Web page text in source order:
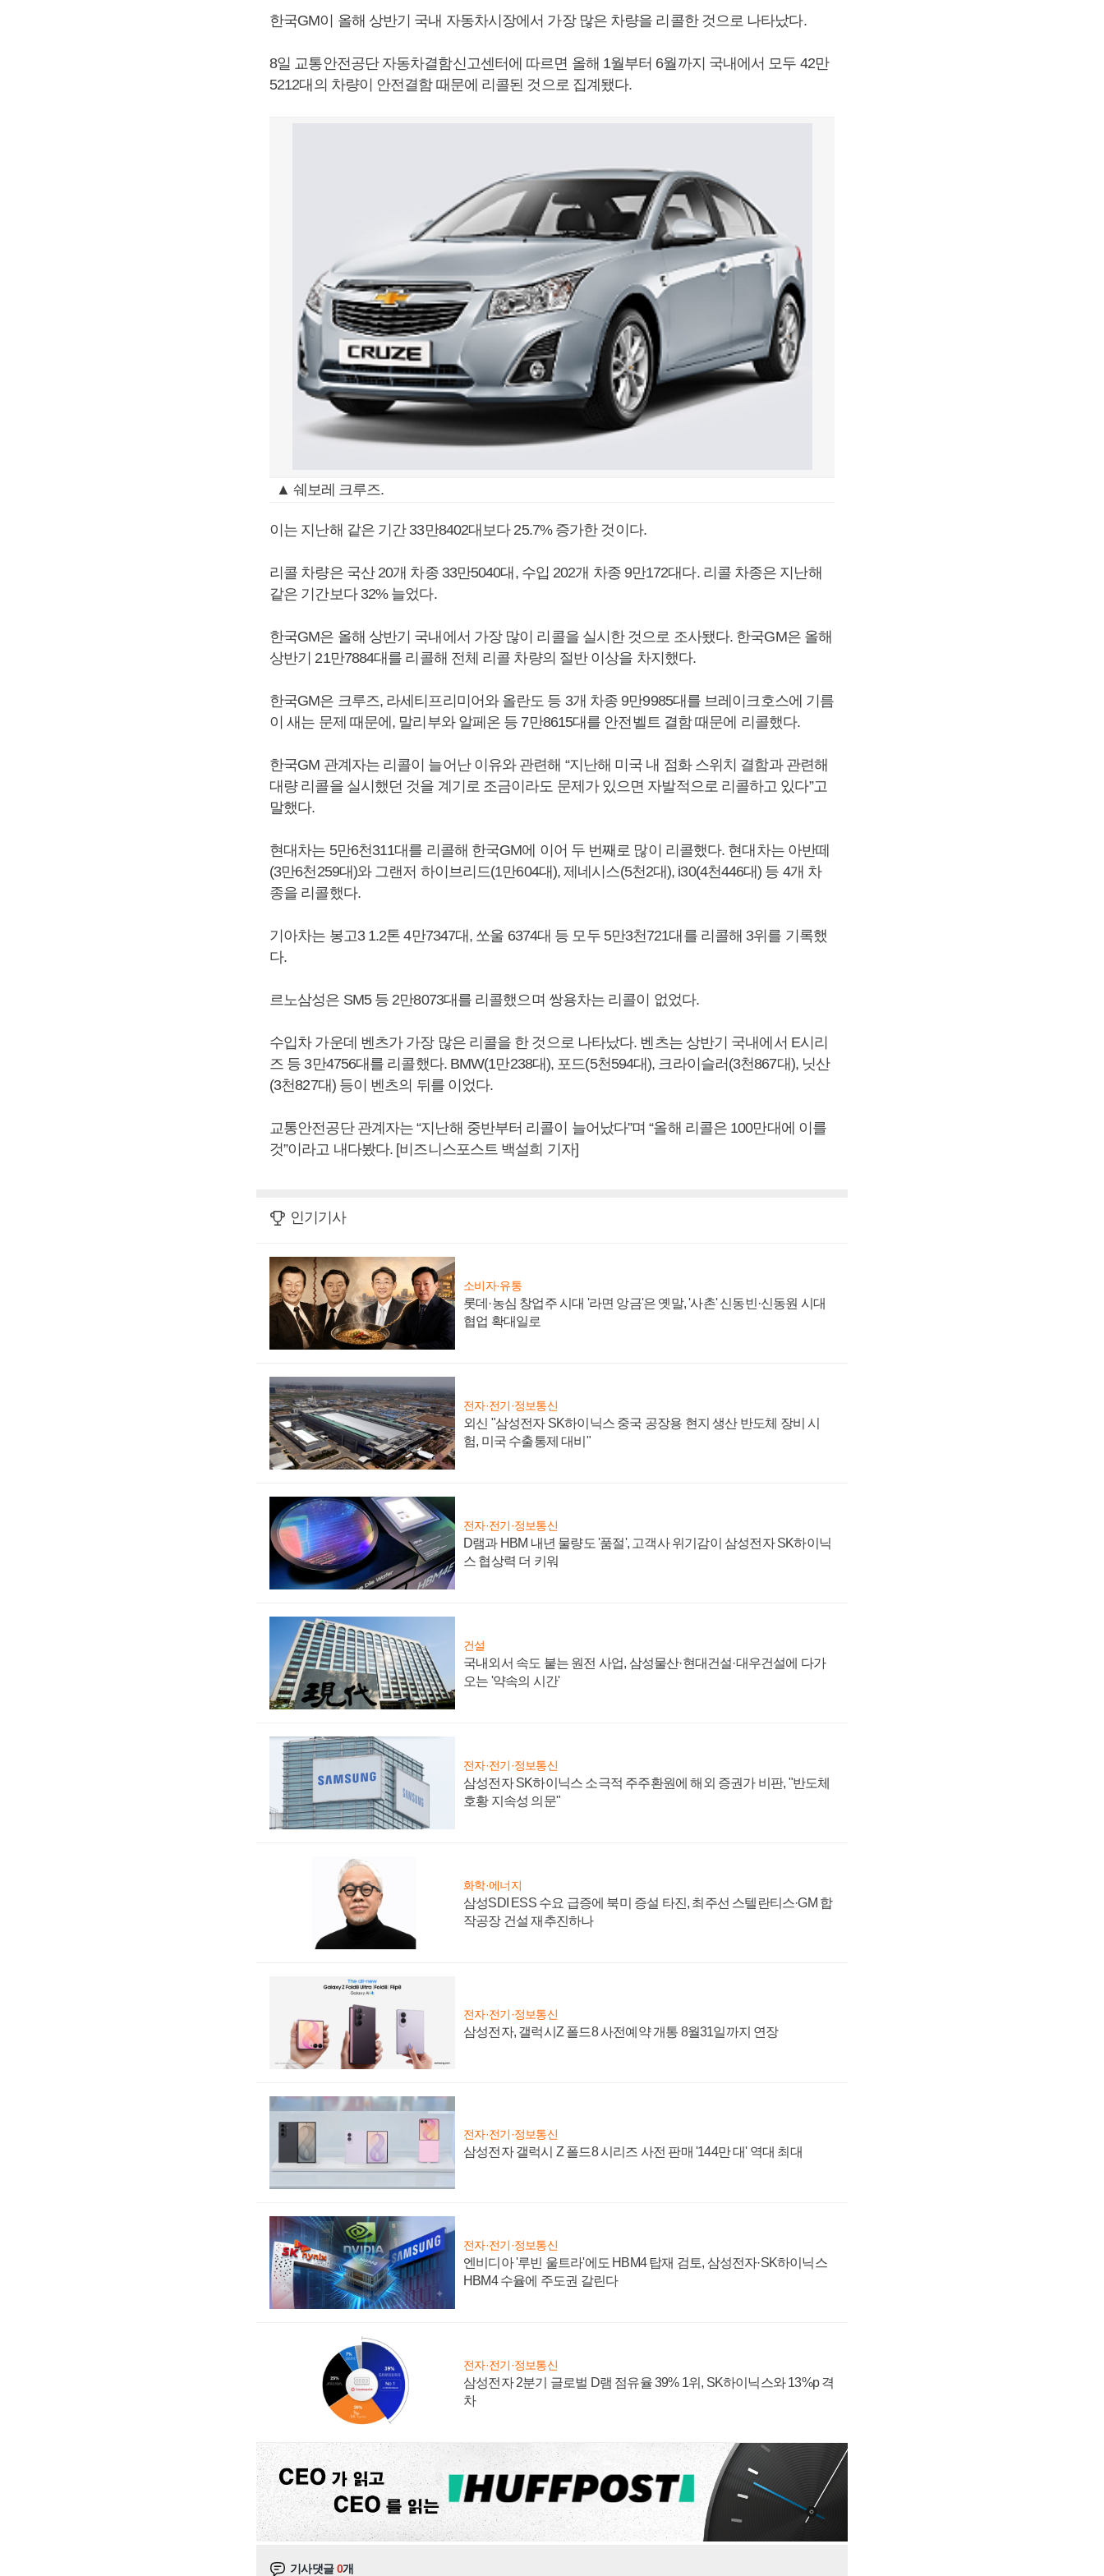
한국GM이 올해 상반기 국내 자동차시장에서 가장 많은 차량을 리콜한 것으로 나타났다.
8일 교통안전공단 자동차결함신고센터에 따르면 올해 1월부터 6월까지 국내에서 모두 42만
5212대의 차량이 안전결함 때문에 리콜된 것으로 집계됐다.
▲ 쉐보레 크루즈.
이는 지난해 같은 기간 33만8402대보다 25.7% 증가한 것이다.
리콜 차량은 국산 20개 차종 33만5040대, 수입 202개 차종 9만172대다. 리콜 차종은 지난해
같은 기간보다 32% 늘었다.
한국GM은 올해 상반기 국내에서 가장 많이 리콜을 실시한 것으로 조사됐다. 한국GM은 올해
상반기 21만7884대를 리콜해 전체 리콜 차량의 절반 이상을 차지했다.
한국GM은 크루즈, 라세티프리미어와 올란도 등 3개 차종 9만9985대를 브레이크호스에 기름
이 새는 문제 때문에, 말리부와 알페온 등 7만8615대를 안전벨트 결함 때문에 리콜했다.
한국GM 관계자는 리콜이 늘어난 이유와 관련해 “지난해 미국 내 점화 스위치 결함과 관련해
대량 리콜을 실시했던 것을 계기로 조금이라도 문제가 있으면 자발적으로 리콜하고 있다”고
말했다.
현대차는 5만6천311대를 리콜해 한국GM에 이어 두 번째로 많이 리콜했다. 현대차는 아반떼
(3만6천259대)와 그랜저 하이브리드(1만604대), 제네시스(5천2대), i30(4천446대) 등 4개 차
종을 리콜했다.
기아차는 봉고3 1.2톤 4만7347대, 쏘울 6374대 등 모두 5만3천721대를 리콜해 3위를 기록했
다.
르노삼성은 SM5 등 2만8073대를 리콜했으며 쌍용차는 리콜이 없었다.
수입차 가운데 벤츠가 가장 많은 리콜을 한 것으로 나타났다. 벤츠는 상반기 국내에서 E시리
즈 등 3만4756대를 리콜했다. BMW(1만238대), 포드(5천594대), 크라이슬러(3천867대), 닛산
(3천827대) 등이 벤츠의 뒤를 이었다.
교통안전공단 관계자는 “지난해 중반부터 리콜이 늘어났다”며 “올해 리콜은 100만대에 이를
것”이라고 내다봤다. [비즈니스포스트 백설희 기자]
인기기사
소비자·유통
롯데·농심 창업주 시대 '라면 앙금'은 옛말, '사촌' 신동빈·신동원 시대
협업 확대일로
전자·전기·정보통신
외신 "삼성전자 SK하이닉스 중국 공장용 현지 생산 반도체 장비 시
험, 미국 수출통제 대비"
전자·전기·정보통신
D램과 HBM 내년 물량도 '품절', 고객사 위기감이 삼성전자 SK하이닉
스 협상력 더 키워
건설
국내외서 속도 붙는 원전 사업, 삼성물산·현대건설·대우건설에 다가
오는 '약속의 시간'
전자·전기·정보통신
삼성전자 SK하이닉스 소극적 주주환원에 해외 증권가 비판, "반도체
호황 지속성 의문"
화학·에너지
삼성SDI ESS 수요 급증에 북미 증설 타진, 최주선 스텔란티스·GM 합
작공장 건설 재추진하나
전자·전기·정보통신
삼성전자, 갤럭시Z 폴드8 사전예약 개통 8월31일까지 연장
전자·전기·정보통신
삼성전자 갤럭시 Z 폴드8 시리즈 사전 판매 '144만 대' 역대 최대
전자·전기·정보통신
엔비디아 '루빈 울트라'에도 HBM4 탑재 검토, 삼성전자·SK하이닉스
HBM4 수율에 주도권 갈린다
전자·전기·정보통신
삼성전자 2분기 글로벌 D램 점유율 39% 1위, SK하이닉스와 13%p 격
차
기사댓글0개